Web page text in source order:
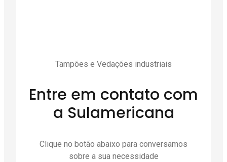
Tampões e Vedações industriais
Entre em contato com
a Sulamericana
Clique no botão abaixo para conversamos
sobre a sua necessidade